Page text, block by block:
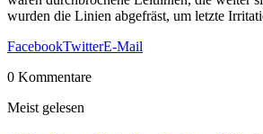
wurden die Linien abgefräst, um letzte
FacebookTwitterE-Mail
0 Kommentare
Meist gelesen